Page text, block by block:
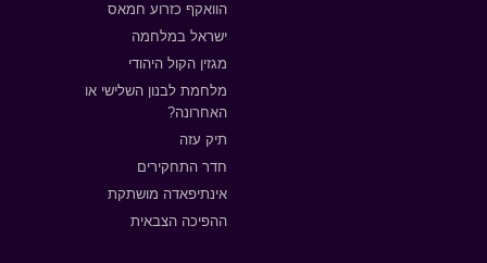
הוואקף כזרוע חמאס
ישראל במלחמה
מגזין הקול היהודי
מלחמת לבנון השלישי או
האחרונה?
תיק עזה
חדר התחקירים
אינתיפאדה מושתקת
ההפיכה הצבאית